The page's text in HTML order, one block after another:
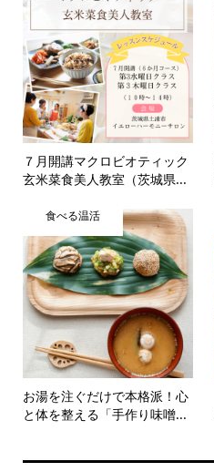
７月開講マクロビオティック
玄米菜食美人教室（茨城県...
食べる温活
お湯を注ぐだけで本格派！心
と体を整える「手作り味噌...